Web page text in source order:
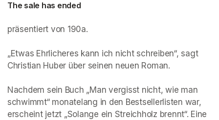
The sale has ended
präsentiert von 190a.
„Etwas Ehrlicheres kann ich nicht schreiben“, sagt
Christian Huber über seinen neuen Roman.
Nachdem sein Buch „Man vergisst nicht, wie man
schwimmt“ monatelang in den Bestsellerlisten war,
erscheint jetzt „Solange ein Streichholz brennt“. Eine